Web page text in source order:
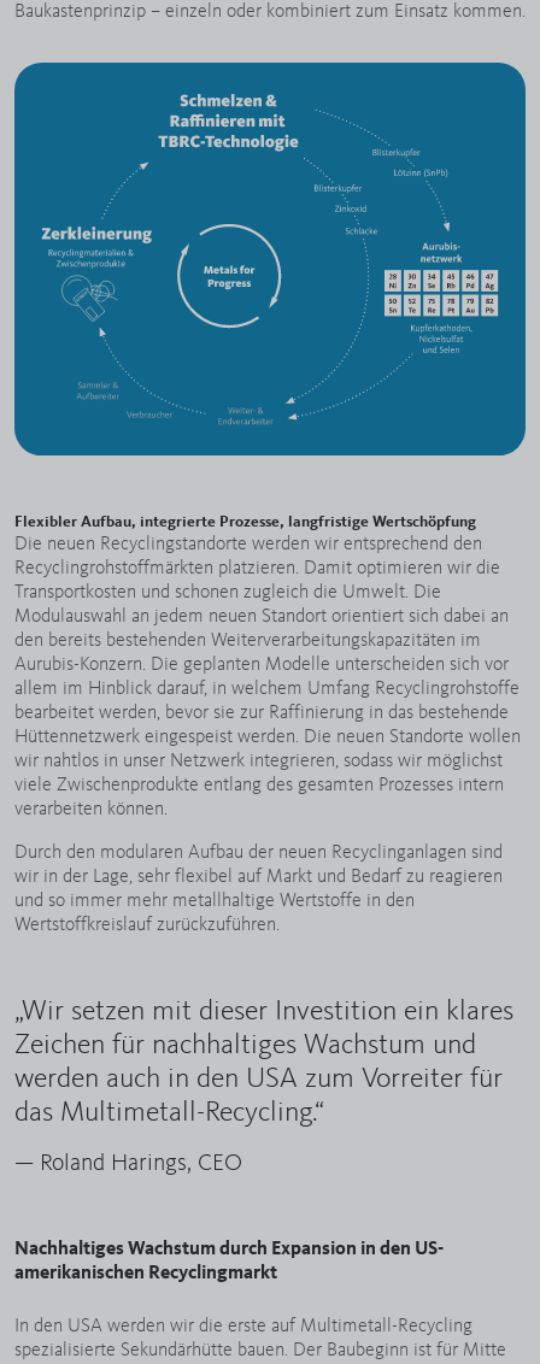
Baukastenprinzip – einzeln oder kombiniert zum Einsatz kommen.
Flexibler Aufbau, integrierte Prozesse, langfristige Wertschöpfung
Die neuen Recyclingstandorte werden wir entsprechend den
Recyclingrohstoffmärkten platzieren. Damit optimieren wir die
Transportkosten und schonen zugleich die Umwelt. Die
Modulauswahl an jedem neuen Standort orientiert sich dabei an
den bereits bestehenden Weiterverarbeitungskapazitäten im
Aurubis-Konzern. Die geplanten Modelle unterscheiden sich vor
allem im Hinblick darauf, in welchem Umfang Recyclingrohstoffe
bearbeitet werden, bevor sie zur Raffinierung in das bestehende
Hüttennetzwerk eingespeist werden. Die neuen Standorte wollen
wir nahtlos in unser Netzwerk integrieren, sodass wir möglichst
viele Zwischenprodukte entlang des gesamten Prozesses intern
verarbeiten können.
Durch den modularen Aufbau der neuen Recyclinganlagen sind
wir in der Lage, sehr flexibel auf Markt und Bedarf zu reagieren
und so immer mehr metallhaltige Wertstoffe in den
Wertstoffkreislauf zurückzuführen.
„Wir setzen mit dieser Investition ein klares
Zeichen für nachhaltiges Wachstum und
werden auch in den USA zum Vorreiter für
das Multimetall-Recycling.“
— Roland Harings, CEO
Nachhaltiges Wachstum durch Expansion in den US-
amerikanischen Recyclingmarkt
In den USA werden wir die erste auf Multimetall-Recycling
spezialisierte Sekundärhütte bauen. Der Baubeginn ist für Mitte